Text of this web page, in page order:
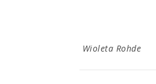
Wioleta Rohde